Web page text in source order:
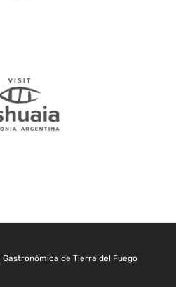
de Tierra del Fuego